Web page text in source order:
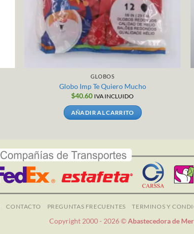
GLOBOS
Globo Imp Te Quiero Mucho
$40.60 IVA INCLUIDO
AÑADIR AL CARRITO
CONTACTO PREGUNTAS FRECUENTES TERMINOS Y
Copyright 2000 - 2026 ©Abastecedora de